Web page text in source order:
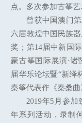
点。多次参加古筝艺
曾获中国澳门
六届敦煌中国民族
奖；第14届中新国
豪古筝国际展演·诸
届华乐论坛暨“新绎
秦筝代表作《秦桑曲
2019年5月参
年系列活动，录制